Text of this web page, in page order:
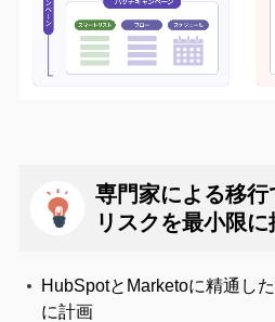
専門家による移行
リスクを最小限に
HubSpotとMarketoに精通し
に計画